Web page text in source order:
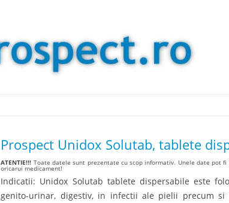
Prospect Unidox Solutab, tablete
ATENTIE!!! Toate datele sunt prezentate cu scop informativ. Unele date pot
oricarui medicament!
Indicatii: Unidox Solutab tablete dispersabile este
genito-urinar, digestiv, in infectii ale pielii precum